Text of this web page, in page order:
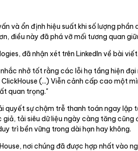
và ổn định hiệu suất khi số lượng
điều này đã phá vỡ mối tương quan
đã nhận xét trên LinkedIn về bài
nhở tốt rằng các lỗi hạ tầng hiện
(...) Viễn cảnh cấp cao một
quan trọng."
quyết sự chậm trễ thanh toán ngay
tải siêu dữ liệu ngày càng tăng cũng
trì bền vững trong dài hạn hay không.
nơi chúng đã được hợp nhất vào